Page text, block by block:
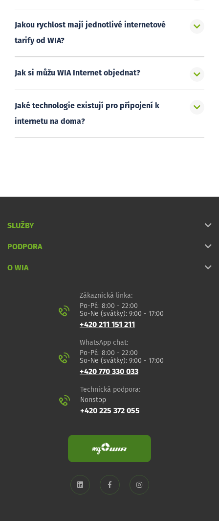
Jakou rychlost mají jednotlivé internetové
tarify od WIA?
Jak si můžu WIA Internet objednat?
Jaké technologie existují pro připojení k
internetu na doma?
SLUŽBY
PODPORA
O WIA
Zákaznická linka:
Po-Pá: 8:00 - 22:00
So-Ne (svátky): 9:00 - 17:00
+420 211 151 211
WhatsApp chat:
Po-Pá: 8:00 - 22:00
So-Ne (svátky): 9:00 - 17:00
+420 770 330 033
Technická podpora:
Nonstop
+420 225 372 055